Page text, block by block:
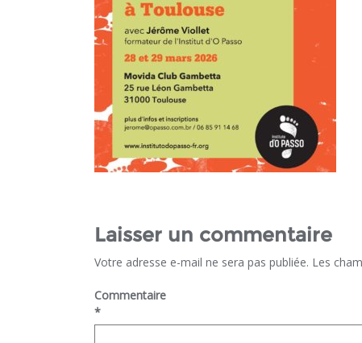
Laisser un commentaire
Votre adresse e-mail ne sera pas publiée. Les
Commentaire
*